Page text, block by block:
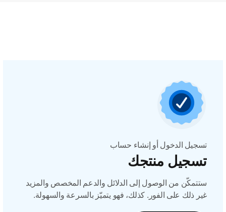
تسجيل الدخول أو إنشاء حساب
تسجيل منتجك
ستتمكّن من الوصول إلى الدلائل والدعم المخصص والمزيد
غير ذلك على الفور. كذلك، فهو يتميّز بالسرعة والسهولة.